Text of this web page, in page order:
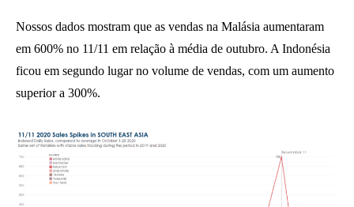
Nossos dados mostram que as vendas na Malásia aumentaram
em 600% no 11/11 em relação à média de outubro. A Indonésia
ficou em segundo lugar no volume de vendas, com um aumento
superior a 300%.